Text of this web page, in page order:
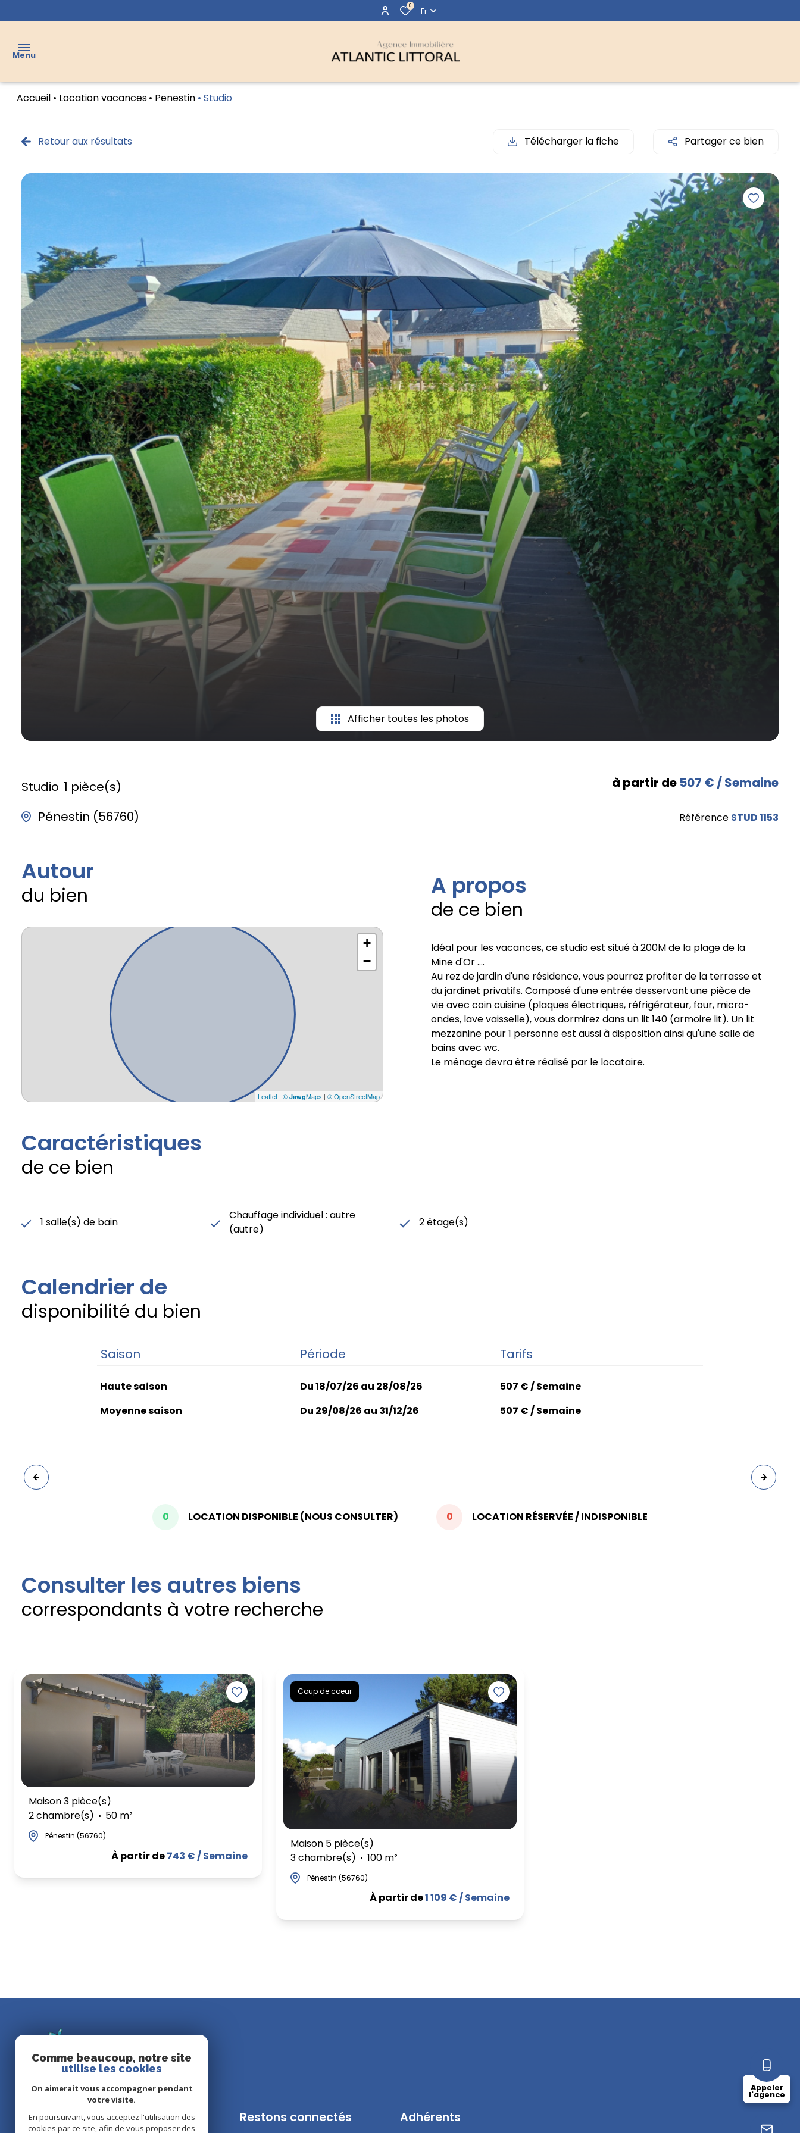
0
Fr
Menu
LOCATIONS
VACANCES
CONTACT
Accueil Location vacances Penestin Studio
Appeler
l'agence
Retour aux résultats Télécharger la fiche Partager ce bien
Afficher toutes les photos
Studio 1 pièce(s)
Pénestin (56760)
à partir de 507 € / Semaine
Référence STUD 1153
Autour
du bien
+
−
Leaflet | © JawgMaps | © OpenStreetMap
A propos
de ce bien
Idéal pour les vacances, ce studio est situé à 200M de la plage de la
Mine d'Or ....
Au rez de jardin d'une résidence, vous pourrez profiter de la terrasse et
du jardinet privatifs. Composé d'une entrée desservant une pièce de
vie avec coin cuisine (plaques électriques, réfrigérateur, four, micro-
ondes, lave vaisselle), vous dormirez dans un lit 140 (armoire lit). Un lit
mezzanine pour 1 personne est aussi à disposition ainsi qu'une salle de
bains avec wc.
Le ménage devra être réalisé par le locataire.
Caractéristiques
de ce bien
1 salle(s) de bain
Chauffage individuel : autre
(autre)
2 étage(s)
Calendrier de
disponibilité du bien
Saison Période Tarifs
Haute saison Du 18/07/26 au 28/08/26
507 € / Semaine
Moyenne saison
Du 29/08/26 au 31/12/26 507 € / Semaine
0 LOCATION DISPONIBLE (NOUS CONSULTER) 0 LOCATION RÉSERVÉE / INDISPONIBLE
Consulter les autres biens
correspondants à votre recherche
Maison 3 pièce(s)
2 chambre(s)
50 m²
Pénestin (56760)
À partir de743 € / Semaine
Coup de coeur
Maison 5 pièce(s)
3 chambre(s)
100 m²
Pénestin (56760)
À partir de1 109 € / Semaine
ATLANTIC LITTORAL Restons connectés Adhérents
Comme beaucoup, notre site
utilise les cookies
On aimerait vous accompagner pendant
votre visite.
En poursuivant, vous acceptez l'utilisation des
cookies par ce site, afin de vous proposer des